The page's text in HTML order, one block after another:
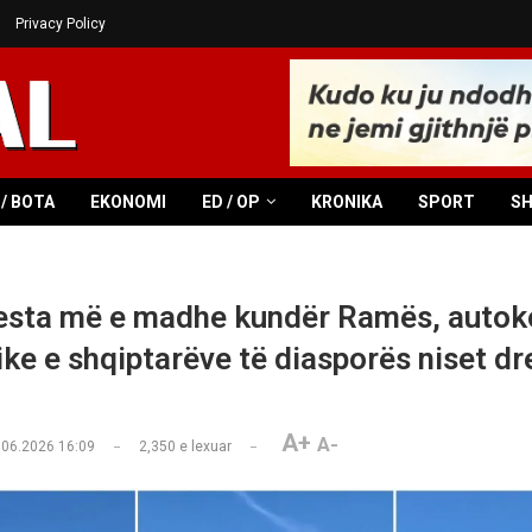
Privacy Policy
BOTA EKONOMI ED / OP KRONIKA SPORT
më e madhe kundër Ramës,
e shqiptarëve të diasporës niset
16:09 2,350 e lexuar A+ A-